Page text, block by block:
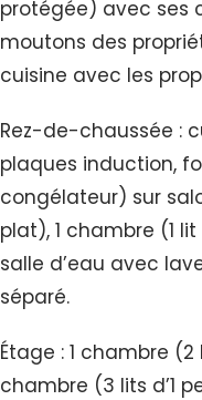
protégée) avec ses
moutons des
cuisine avec les
Rez-de-chaussée :
plaques induction,
congélateur) sur
plat), 1 chambre (1
salle d’eau avec
séparé.
Étage : 1 chambre (2
chambre (3 lits d’1